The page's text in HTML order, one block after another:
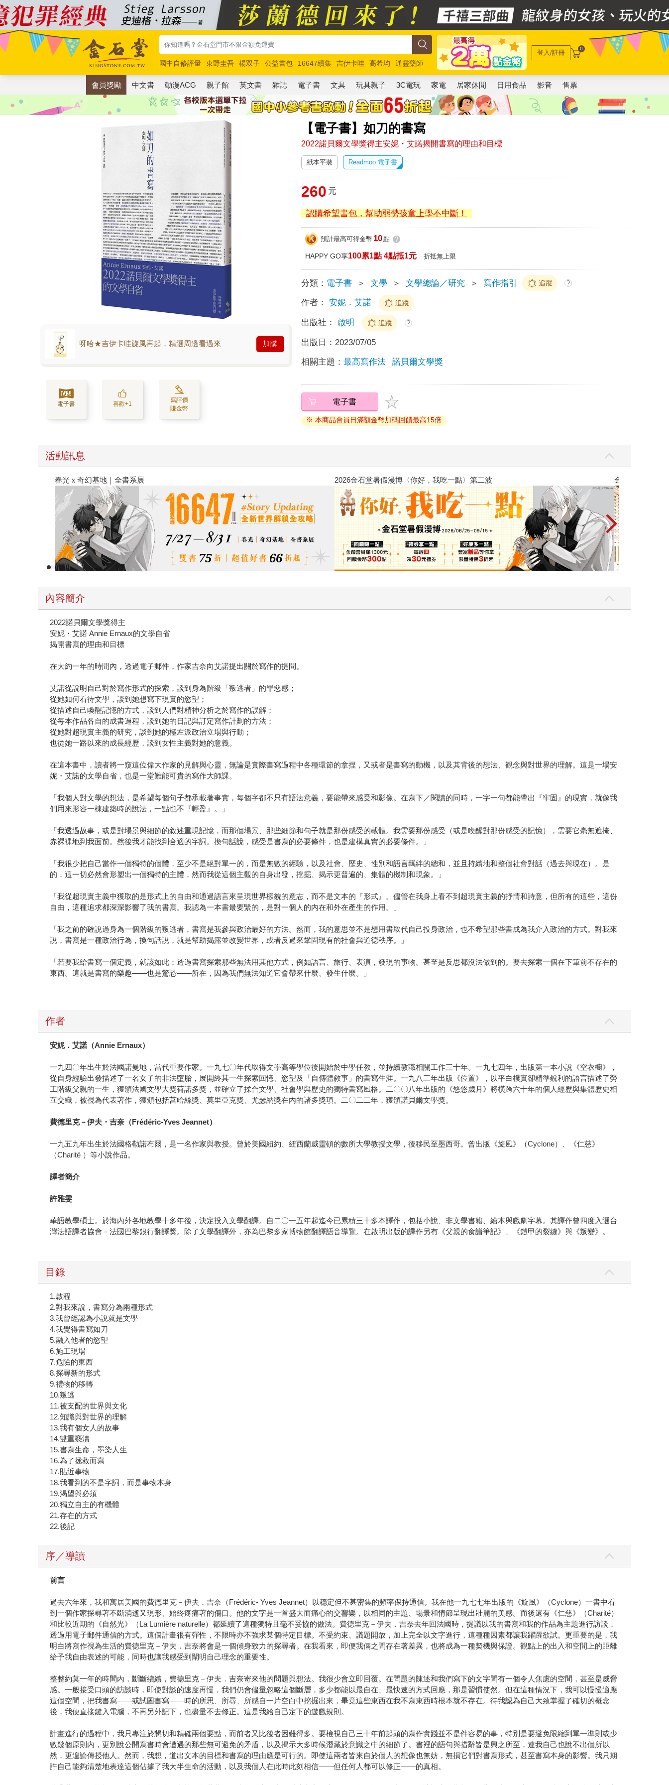
國中自修評量 東野圭吾 楊双子 公益書包 16647續集 吉伊卡哇 高希均
通靈藥師
唯紅花綻放
奧德賽 路邊攤新作 馬斯克 玩具總動員5 超慢跑
登入/註冊 0
會員獎勵 中文書 動漫ACG 親子館 英文書 雜誌 電子書 文具 玩具親子 3C電玩 家電 居家休閒 日用食品 影音 售票
【電子書】如刀的書寫
2022諾貝爾文學獎得主安妮・艾諾揭開書寫的理由和目標
呀哈★吉伊卡哇旋風再起，精選周邊看過來 加購
電子書 喜歡+1
寫評價
賺金幣
紙本平裝 Readmoo 電子書
260 元
認購希望書包，幫助弱勢孩童上學不中斷！
預計最高可得金幣 10點 ?
HAPPY GO享100累1點 4點抵1元 折抵無上限
分類： 電子書 ＞ 文學 ＞ 文學總論／研究 ＞ 寫作指引 追蹤 ?
作者： 安妮．艾諾 追蹤
出版社： 啟明 追蹤 ?
出版日： 2023/07/05
相關主題：最高寫作法 諾貝爾文學獎
電子書
※ 本商品會員日滿額金幣加碼回饋最高15倍
活動訊息
春光ｘ奇幻基地｜全書系展 2026金石堂暑假漫博〈你好，我吃一點〉第二波 金石堂2026海
內容簡介
2022諾貝爾文學獎得主
安妮・艾諾 Annie Ernaux的文學自省
揭開書寫的理由和目標
在大約一年的時間內，透過電子郵件，作家吉奈向艾諾提出關於寫作的提問。
艾諾從說明自己對於寫作形式的探索，談到身為階級「叛逃者」的罪惡感；
從她如何看待文學，談到她想寫下現實的慾望；
從描述自己喚醒記憶的方式，談到人們對精神分析之於寫作的誤解；
從每本作品各自的成書過程，談到她的日記與訂定寫作計劃的方法；
從她對超現實主義的研究，談到她的極左派政治立場與行動；
也從她一路以來的成長經歷，談到女性主義對她的意義。
在這本書中，讀者將一窺這位偉大作家的見解與心靈，無論是實際書寫過程中各種環節的拿捏，又或者是書寫的動機，以及其背後的想法、觀念與對世界的理解。這是一場安
妮・艾諾的文學自省，也是一堂難能可貴的寫作大師課。
「我個人對文學的想法，是希望每個句子都承載著事實，每個字都不只有語法意義，要能帶來感受和影像。在寫下／閱讀的同時，一字一句都能帶出『牢固』的現實，就像我
們用來形容一棟建築時的說法，一點也不『輕盈』。」
「我透過故事，或是對場景與細節的敘述重現記憶，而那個場景、那些細節和句子就是那份感受的載體。我需要那份感受（或是喚醒對那份感受的記憶），需要它毫無遮掩、
赤裸裸地到我面前。然後我才能找到合適的字詞。換句話說，感受是書寫的必要條件，也是建構真實的必要條件。」
「我很少把自己當作一個獨特的個體，至少不是絕對單一的，而是無數的經驗，以及社會、歷史、性別和語言羈絆的總和，並且持續地和整個社會對話（過去與現在）。是
的，這一切必然會形塑出一個獨特的主體，然而我從這個主觀的自身出發，挖掘、揭示更普遍的、集體的機制和現象。」
「我從超現實主義中獲取的是形式上的自由和通過語言來呈現世界樣貌的意志，而不是文本的『形式』。儘管在我身上看不到超現實主義的抒情和詩意，但所有的這些，這份
自由，這種追求都深深影響了我的書寫。我認為一本書最要緊的，是對一個人的內在和外在產生的作用。」
「我之前的確說過身為一個階級的叛逃者，書寫是我參與政治最好的方法。然而，我的意思並不是想用書取代自己投身政治，也不希望那些書成為我介入政治的方式。對我來
說，書寫是一種政治行為，換句話說，就是幫助揭露並改變世界，或者反過來鞏固現有的社會與道德秩序。」
「若要我給書寫一個定義，就該如此：透過書寫探索那些無法用其他方式，例如語言、旅行、表演，發現的事物。甚至是反思都沒法做到的。要去探索一個在下筆前不存在的
東西。這就是書寫的樂趣——也是驚恐——所在，因為我們無法知道它會帶來什麼、發生什麼。」
作者
安妮．艾諾（Annie Ernaux）
一九四〇年出生於法國諾曼地，當代重要作家。一九七〇年代取得文學高等學位後開始於中學任教，並持續教職相關工作三十年。一九七四年，出版第一本小說《空衣櫥》，
從自身經驗出發描述了一名女子的非法墮胎，展開終其一生探索回憶、慾望及「自傳體敘事」的書寫生涯。一九八三年出版《位置》，以平白樸實卻精準銳利的語言描述了勞
工階級父親的一生，獲頒法國文學大獎荷諾多獎，並確立了揉合文學、社會學與歷史的獨特書寫風格。二〇〇八年出版的《悠悠歲月》將橫跨六十年的個人經歷與集體歷史相
互交織，被視為代表著作，獲頒包括莒哈絲獎、莫里亞克獎、尤瑟納獎在內的諸多獎項。二〇二二年，獲頒諾貝爾文學獎。
費德里克－伊夫・吉奈（Frédéric-Yves Jeannet）
一九五九年出生於法國格勒諾布爾，是一名作家與教授。曾於美國紐約、紐西蘭威靈頓的數所大學教授文學，後移民至墨西哥。曾出版《旋風》（Cyclone）、《仁慈》
（Charité ）等小說作品。
譯者簡介
許雅雯
華語教學碩士。於海內外各地教學十多年後，決定投入文學翻譯。自二〇一五年起迄今已累積三十多本譯作，包括小說、非文學書籍、繪本與戲劇字幕。其譯作曾四度入選台
灣法語譯者協會－法國巴黎銀行翻譯獎。除了文學翻譯外，亦為巴黎多家博物館翻譯語音導覽。在啟明出版的譯作另有《父親的食譜筆記》、《鎧甲的裂縫》與《叛變》。
目錄
1.啟程
2.對我來說，書寫分為兩種形式
3.我曾經認為小說就是文學
4.我覺得書寫如刀
5.融入他者的慾望
6.施工現場
7.危險的東西
8.探尋新的形式
9.禮物的移轉
10.叛逃
11.被支配的世界與文化
12.知識與對世界的理解
13.我有個女人的故事
14.雙重褻瀆
15.書寫生命，墨染人生
16.為了拯救而寫
17.貼近事物
18.我看到的不是字詞，而是事物本身
19.渴望與必須
20.獨立自主的有機體
21.存在的方式
22.後記
序／導讀
前言
過去六年來，我和寓居美國的費德里克－伊夫．吉奈（Frédéric- Yves Jeannet）以穩定但不甚密集的頻率保持通信。我在他一九七七年出版的《旋風》（Cyclone）一書中看
到一個作家探尋著不斷消逝又現形、始終疼痛著的傷口。他的文字是一首盛大而痛心的交響樂，以相同的主題、場景和情節呈現出壯麗的美感。而後還有《仁慈》（Charité）
和比較近期的《自然光》（La Lumière naturelle）都延續了這種獨特且毫不妥協的做法。費德里克－伊夫．吉奈去年回法國時，提議以我的書寫和我的作品為主題進行訪談，
透過用電子郵件通信的方式。這個計畫很有彈性，不限時亦不強求某個特定目標。不受約束、議題開放，加上完全以文字進行，這種種因素都讓我躍躍欲試。更重要的是，我
明白將寫作視為生活的費德里克－伊夫．吉奈將會是一個傾身致力的探尋者。在我看來，即便我倆之間存在著差異，也將成為一種契機與保證。觀點上的出入和空間上的距離
給予我自由表述的可能，同時也讓我感受到闡明自己理念的重要性。
整整約莫一年的時間內，斷斷續續，費德里克－伊夫．吉奈寄來他的問題與想法。我很少會立即回覆。在問題的陳述和我們寫下的文字間有一個令人焦慮的空間，甚至是威脅
感。一般接受口頭的訪談時，即使對談的速度再慢，我們仍會儘量忽略這個斷層，多少都能以最自在、最快速的方式回應，那是習慣使然。但在這種情況下，我可以慢慢適應
這個空間，把我書寫——或試圖書寫——時的所思、所尋、所感自一片空白中挖掘出來，畢竟這些東西在我不寫東西時根本就不存在。待我認為自己大致掌握了確切的概念
後，我便直接鍵入電腦，不再另外記下，也盡量不去修正。這是我給自己定下的遊戲規則。
計畫進行的過程中，我只專注於懇切和精確兩個要點，而前者又比後者困難得多。要檢視自己三十年前起頭的寫作實踐並不是件容易的事，特別是要避免限縮到單一準則或少
數幾個原則內，更別說公開寫書時會遭遇的那些無可避免的矛盾，以及揭示大多時候潛藏於意識之中的細節了。書裡的語句與措辭皆是興之所至，連我自己也說不出個所以
然，更遑論傳授他人。然而，我想，道出文本的目標和書寫的理由應是可行的。即使這兩者皆來自於個人的想像也無妨，無損它們對書寫形式，甚至書寫本身的影響。我只期
許自己能夠清楚地表達這個佔據了我大半生命的活動，以及我個人在此時此刻相信——但任何人都可以修正——的真相。